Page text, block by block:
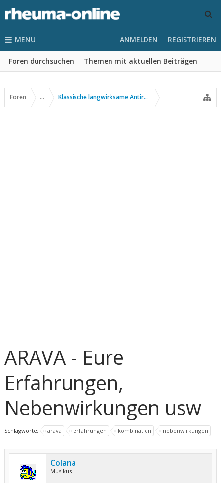
MENU
Foren durchsuchen Themen mit aktuellen Beiträgen
ANMELDEN REGISTRIEREN
Foren ... Klassische langwirksame Antirheumatika
ARAVA - Eure
Erfahrungen,
Nebenwirkungen usw
Schlagworte: arava erfahrungen kombination nebenwirkungen
Colana
Musikus